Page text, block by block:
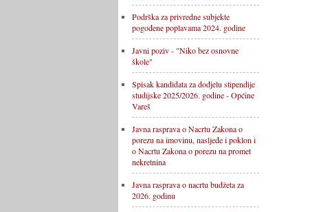
Podrška za privredne subjekte
pogođene poplavama 2024. godine
Javni poziv - "Niko bez osnovne
škole"
Spisak kandidata za dodjelu stipendije
studijske 2025/2026. godine - Općine
Vareš
Javna rasprava o Nacrtu Zakona o
porezu na imovinu, nasljeđe i poklon i
o Nacrtu Zakona o porezu na promet
nekretnina
Javna rasprava o nacrtu budžeta za
2026. godinu